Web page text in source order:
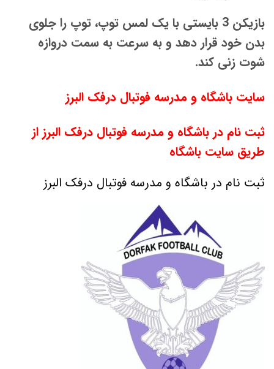
بازیکن 3 بایستی با یک لمس توپ، توپ را جلوی
بدن خود قرار دهد و به سرعت به سمت دروازه
شوت زنی کند.
سایت باشگاه و مدرسه فوتبال درفک البرز
ثبت نام در باشگاه و مدرسه فوتبال درفک البرز از
طریق سایت باشگاه
ثبت نام در باشگاه و مدرسه فوتبال درفک البرز